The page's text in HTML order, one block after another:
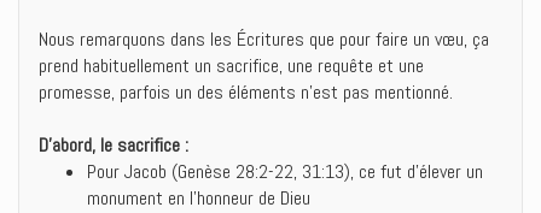
Nous remarquons dans les Écritures que pour faire un vœu, ça
prend habituellement un sacrifice, une requête et une
promesse, parfois un des éléments n’est pas mentionné.
D’abord, le sacrifice :
Pour Jacob (Genèse 28:2-22, 31:13), ce fut d’élever un
monument en l’honneur de Dieu